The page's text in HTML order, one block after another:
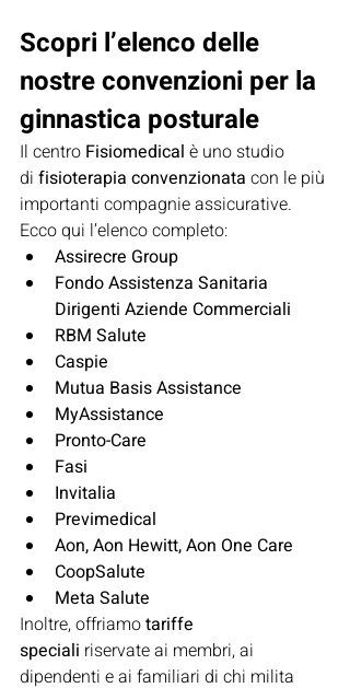
Scopri l’elenco delle
nostre convenzioni per la
ginnastica posturale
Il centro Fisiomedical è uno studio
di fisioterapia convenzionata con le più
importanti compagnie assicurative.
Ecco qui l’elenco completo:
Assirecre Group
Fondo Assistenza Sanitaria
Dirigenti Aziende Commerciali
RBM Salute
Caspie
Mutua Basis Assistance
MyAssistance
Pronto-Care
Fasi
Invitalia
Previmedical
Aon, Aon Hewitt, Aon One Care
CoopSalute
Meta Salute
Inoltre, offriamo tariffe
speciali riservate ai membri, ai
dipendenti e ai familiari di chi milita